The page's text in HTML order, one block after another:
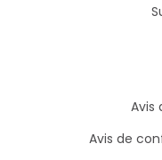
Avis
Avis de